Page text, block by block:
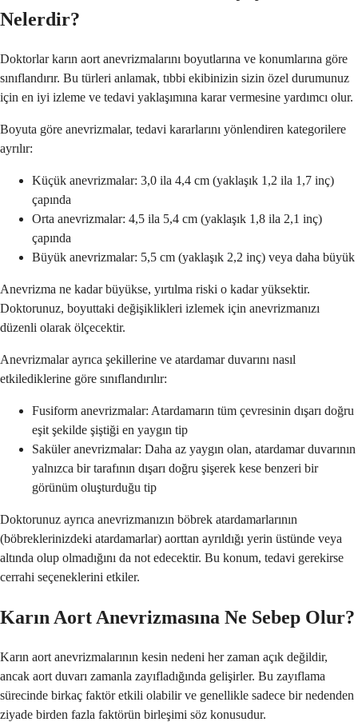
Nelerdir?
Doktorlar karın aort anevrizmalarını boyutlarına ve konumlarına göre
sınıflandırır. Bu türleri anlamak, tıbbi ekibinizin sizin özel durumunuz
için en iyi izleme ve tedavi yaklaşımına karar vermesine yardımcı olur.
Boyuta göre anevrizmalar, tedavi kararlarını yönlendiren kategorilere
ayrılır:
Küçük anevrizmalar: 3,0 ila 4,4 cm (yaklaşık 1,2 ila 1,7 inç)
çapında
Orta anevrizmalar: 4,5 ila 5,4 cm (yaklaşık 1,8 ila 2,1 inç)
çapında
Büyük anevrizmalar: 5,5 cm (yaklaşık 2,2 inç) veya daha büyük
Anevrizma ne kadar büyükse, yırtılma riski o kadar yüksektir.
Doktorunuz, boyuttaki değişiklikleri izlemek için anevrizmanızı
düzenli olarak ölçecektir.
Anevrizmalar ayrıca şekillerine ve atardamar duvarını nasıl
etkilediklerine göre sınıflandırılır:
Fusiform anevrizmalar: Atardamarın tüm çevresinin dışarı doğru
eşit şekilde şiştiği en yaygın tip
Saküler anevrizmalar: Daha az yaygın olan, atardamar duvarının
yalnızca bir tarafının dışarı doğru şişerek kese benzeri bir
görünüm oluşturduğu tip
Doktorunuz ayrıca anevrizmanızın böbrek atardamarlarının
(böbreklerinizdeki atardamarlar) aorttan ayrıldığı yerin üstünde veya
altında olup olmadığını da not edecektir. Bu konum, tedavi gerekirse
cerrahi seçeneklerini etkiler.
Karın Aort Anevrizmasına Ne Sebep Olur?
Karın aort anevrizmalarının kesin nedeni her zaman açık değildir,
ancak aort duvarı zamanla zayıfladığında gelişirler. Bu zayıflama
sürecinde birkaç faktör etkili olabilir ve genellikle sadece bir nedenden
ziyade birden fazla faktörün birleşimi söz konusudur.